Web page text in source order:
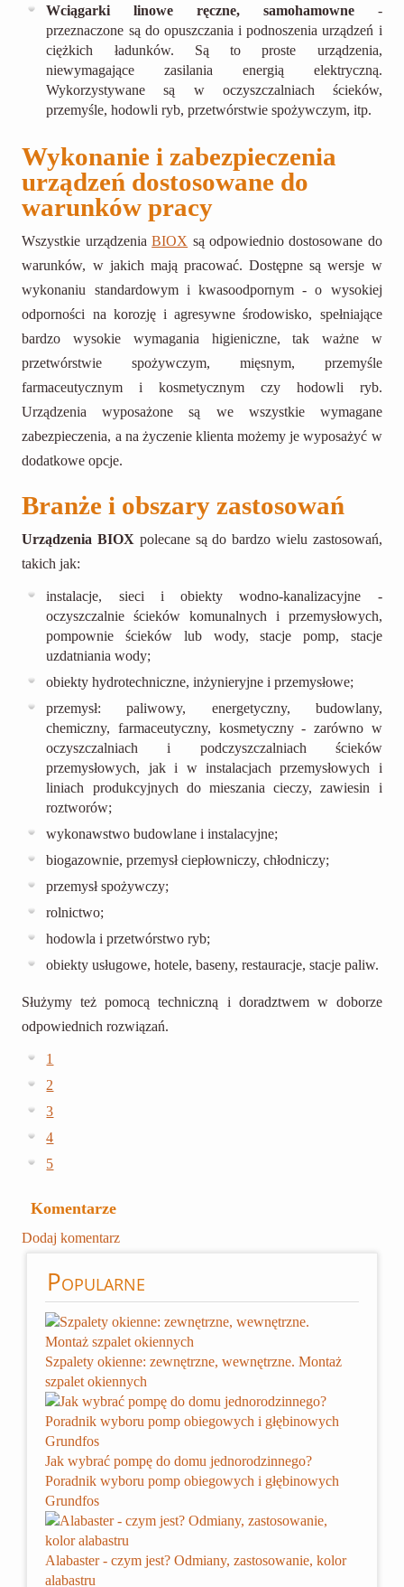
Wciągarki linowe ręczne, samohamowne-
przeznaczone są do opuszczania i podnoszenia urządzeń i
ciężkich ładunków. Są to proste urządzenia,
niewymagające zasilania energią elektryczną.
Wykorzystywane są w oczyszczalniach ścieków,
przemyśle, hodowli ryb, przetwórstwie spożywczym, itp.
Wykonanie i zabezpieczenia
urządzeń dostosowane do
warunków pracy
Wszystkie urządzeniaBIOX są odpowiednio dostosowane do
warunków, w jakich mają pracować. Dostępne są wersje w
wykonaniu standardowym i kwasoodpornym - o wysokiej
odporności na korozję i agresywne środowisko, spełniające
bardzo wysokie wymagania higieniczne, tak ważne w
przetwórstwie spożywczym, mięsnym, przemyśle
farmaceutycznym i kosmetycznym czy hodowli ryb.
Urządzenia wyposażone są we wszystkie wymagane
zabezpieczenia, a na życzenie klienta możemy je wyposażyć w
dodatkowe opcje.
Branże i obszary zastosowań
Urządzenia BIOX polecane są do bardzo wielu zastosowań,
takich jak:
instalacje, sieci i obiekty wodno-kanalizacyjne -
oczyszczalnie ścieków komunalnych i przemysłowych,
pompownie ścieków lub wody, stacje pomp, stacje
uzdatniania wody;
obiekty hydrotechniczne, inżynieryjne i przemysłowe;
przemysł: paliwowy, energetyczny, budowlany,
chemiczny, farmaceutyczny, kosmetyczny - zarówno w
oczyszczalniach i podczyszczalniach ścieków
przemysłowych, jak i w instalacjach przemysłowych i
liniach produkcyjnych do mieszania cieczy, zawiesin i
roztworów;
wykonawstwo budowlane i instalacyjne;
biogazownie, przemysł ciepłowniczy, chłodniczy;
przemysł spożywczy;
rolnictwo;
hodowla i przetwórstwo ryb;
obiekty usługowe, hotele, baseny, restauracje, stacje paliw.
Służymy też pomocą techniczną i doradztwem w doborze
odpowiednich rozwiązań.
1
2
3
4
5
Komentarze
Dodaj komentarz
Popularne
Szpalety okienne: zewnętrzne, wewnętrzne. Montaż
szpalet okiennych
Jak wybrać pompę do domu jednorodzinnego?
Poradnik wyboru pomp obiegowych i głębinowych
Grundfos
Alabaster - czym jest? Odmiany, zastosowanie, kolor
alabastru